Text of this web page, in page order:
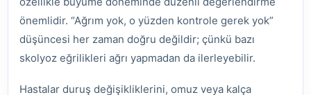
önemlidir. “Ağrım yok, o yüzden kontrole gerek yok”
düşüncesi her zaman doğru değildir; çünkü bazı
skolyoz eğrilikleri ağrı yapmadan da ilerleyebilir.
Hastalar duruş değişikliklerini, omuz veya kalça